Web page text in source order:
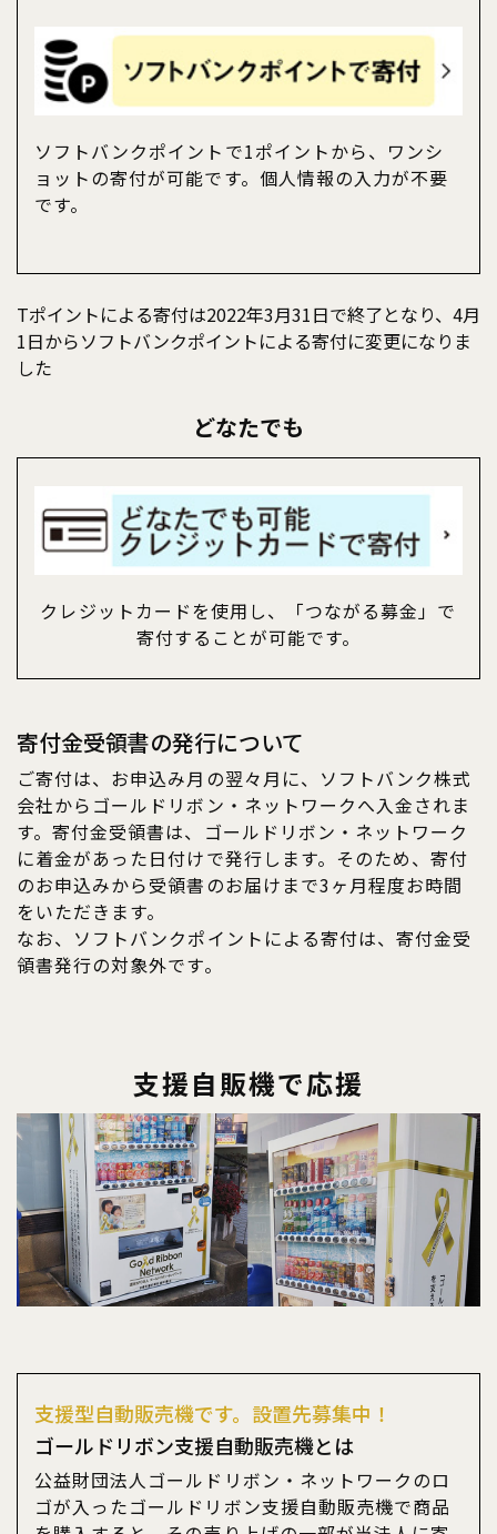
ソフトバンクポイントで1ポイントから、ワンシ
ョットの寄付が可能です。個人情報の入力が不要
です。
Tポイントによる寄付は2022年3月31日で終了となり、4月
1日からソフトバンクポイントによる寄付に変更になりま
した
どなたでも
クレジットカードを使用し、「つながる募金」で
寄付することが可能です。
寄付金受領書の発行について
ご寄付は、お申込み月の翌々月に、ソフトバンク株式
会社からゴールドリボン・ネットワークへ入金されま
す。寄付金受領書は、ゴールドリボン・ネットワーク
に着金があった日付けで発行します。そのため、寄付
のお申込みから受領書のお届けまで3ヶ月程度お時間
をいただきます。
なお、ソフトバンクポイントによる寄付は、寄付金受
領書発行の対象外です。
支援自販機で応援
支援型自動販売機です。設置先募集中！
ゴールドリボン支援自動販売機とは
公益財団法人ゴールドリボン・ネットワークのロ
ゴが入ったゴールドリボン支援自動販売機で商品